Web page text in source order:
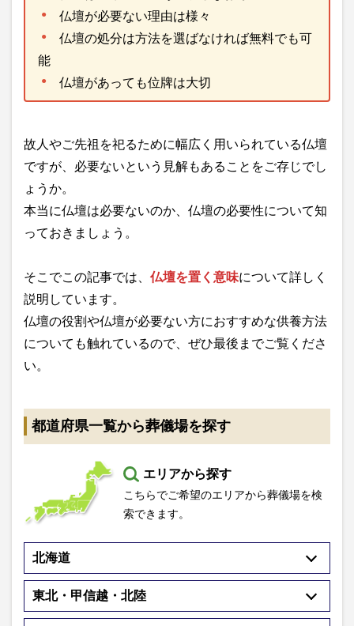
仏壇が必要ない理由は様々
仏壇の処分は方法を選ばなければ無料でも可
能
仏壇があっても位牌は大切
故人やご先祖を祀るために幅広く用いられている仏壇
ですが、必要ないという見解もあることをご存じでし
ょうか。
本当に仏壇は必要ないのか、仏壇の必要性について知
っておきましょう。
そこでこの記事では、 仏壇を置く意味について詳しく
説明しています。
仏壇の役割や仏壇が必要ない方におすすめな供養方法
についても触れているので、ぜひ最後までご覧くださ
い。
都道府県一覧から葬儀場を探す
エリアから探す
こちらでご希望のエリアから葬儀場を検
索できます。
北海道
東北・甲信越・北陸